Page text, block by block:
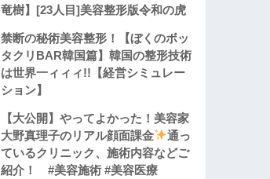
竜樹】[23人目]美容整形版令和の虎
禁断の秘術美容整形！【ぼくのボッ
タクリBAR韓国篇】韓国の整形技術
は世界一ィィィ!!【経営シミュレー
ション】
【大公開】やってよかった！美容家
大野真理子のリアル顔面課金
通っ
ているクリニック、施術内容などご
紹介！ #美容施術 #美容医療